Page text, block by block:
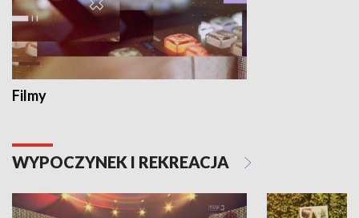
Filmy
WYPOCZYNEK I REKREACJA